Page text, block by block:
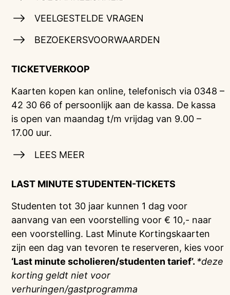
VEELGESTELDE VRAGEN
BEZOEKERSVOORWAARDEN
TICKETVERKOOP
Kaarten kopen kan online, telefonisch via 0348 –
42 30 66 of persoonlijk aan de kassa. De kassa
is open van maandag t/m vrijdag van 9.00 –
17.00 uur.
LEES MEER
LAST MINUTE STUDENTEN-TICKETS
Studenten tot 30 jaar kunnen 1 dag voor
aanvang van een voorstelling voor € 10,- naar
een voorstelling. Last Minute Kortingskaarten
zijn een dag van tevoren te reserveren, kies voor
‘Last minute scholieren/studenten tarief’. *deze
korting geldt niet voor
verhuringen/gastprogramma